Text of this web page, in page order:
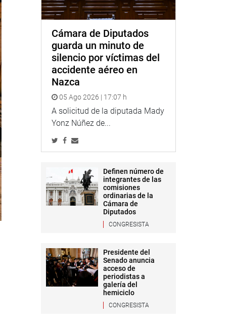
Cámara de Diputados
guarda un minuto de
silencio por víctimas del
accidente aéreo en
Nazca
05 Ago 2026 | 17:07 h
A solicitud de la diputada Mady
Yonz Núñez de...
Definen número de
integrantes de las
comisiones
ordinarias de la
Cámara de
Diputados
CONGRESISTA
Presidente del
Senado anuncia
acceso de
periodistas a
galería del
hemiciclo
CONGRESISTA